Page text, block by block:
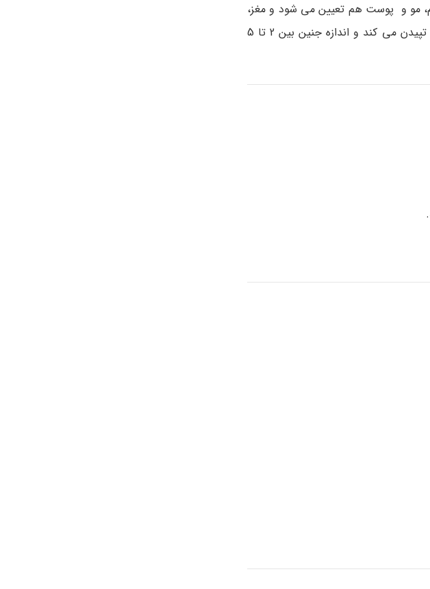
مو و پوست هم تعیین می شود و مغز،
سر و طناب نخاعی و دستگاه معدی – روده ای ( دستگاه گوارشی ) هم ایجاد می شوند. قلب شروع به تپیدن می کند و اندازه جنین بین 2 تا 5